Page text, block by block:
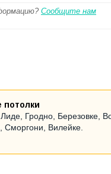
Сообщите нам
потолки
Гродно, Березовке,
Вилейке.